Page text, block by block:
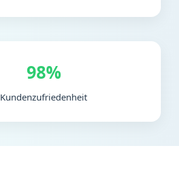
98%
Kundenzufriedenheit